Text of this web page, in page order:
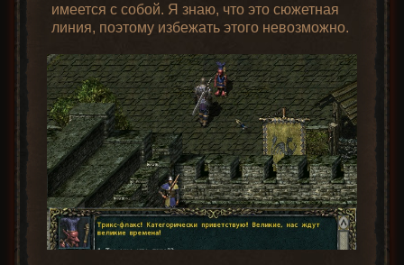
имеется с собой. Я знаю, что это сюжетная
линия, поэтому избежать этого невозможно.